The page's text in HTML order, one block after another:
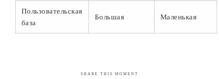
Пользовательская
база
Большая Маленькая
SHARE THIS MOMENT